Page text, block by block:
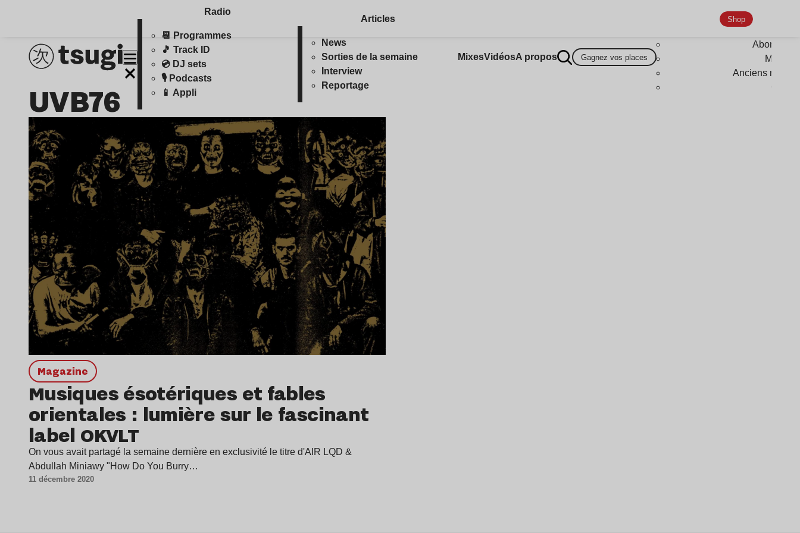
Radio
📆 Programmes
🎵 Track ID
💿 DJ sets
🎙️ Podcasts
📱 Appli
Articles
News
Sorties de la semaine
Interview
Reportage
MixesVidéosA propos Gagnez vos places
Shop
Anciens
UVB76
magazine
Musiques ésotériques et fables
orientales : lumière sur le fascinant
label OKVLT
On vous avait partagé la semaine dernière en exclusivité le titre d'AIR LQD &
Abdullah Miniawy "How Do You Burry…
11 décembre 2020